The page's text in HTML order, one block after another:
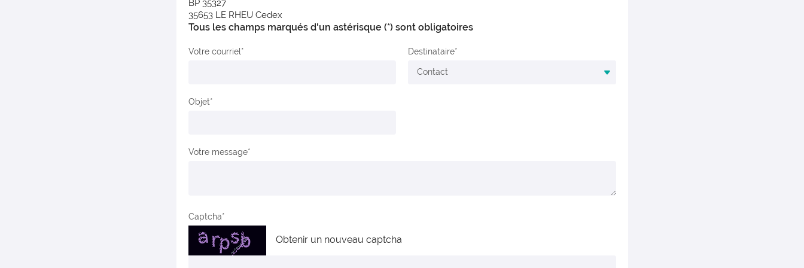
BP 35327
35653 LE RHEU Cedex
Tous les champs marqués d'un astérisque (*) sont obligatoires
Votre courriel Destinataire
Objet
Votre message
Captcha
Obtenir un nouveau captcha